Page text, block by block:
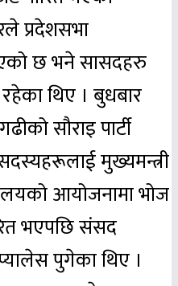
प्रदेशसभा
छ भने सासदहरु
रहेका थिए । बुधबार
सौराइ पार्टी
मुख्यमन्त्री
आयोजनामा भोज
भएपछि संसद
पुगेका थिए ।